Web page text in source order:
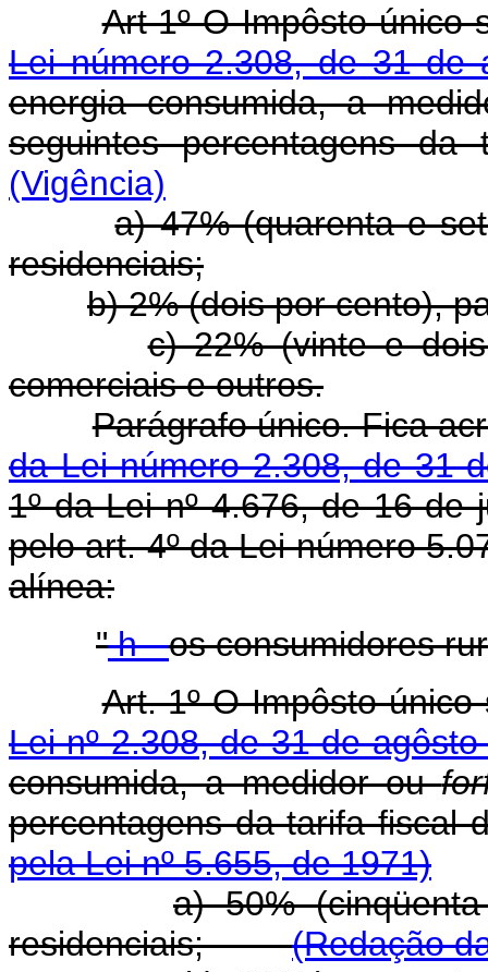
Art 1º O Impôsto único
Lei número 2.308, de 31 de
energia consumida, a
seguintes percentagens
(Vigência)
a) 47% (quarenta e
residenciais;
b) 2% (dois por cento),
c) 22% (vinte e
comerciais e outros.
Parágrafo único. Fica
da Lei número 2.308, de 31
1º da Lei nº 4.676, de 16 de
pelo art. 4º da Lei número
alínea:
"h -os consumidores
Art. 1º O Impôsto
Lei nº 2.308, de 31 de
consumida, a medidor ou
percentagens da tarifa
pela Lei nº 5.655, de 1971)
a) 50%
residenciais;(Redação